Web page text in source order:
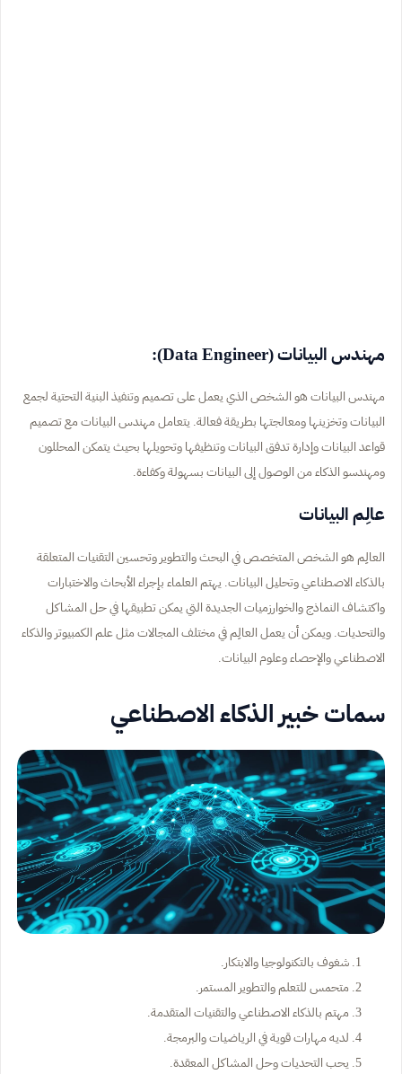
مهندس البيانات (Data Engineer):
مهندس البيانات هو الشخص الذي يعمل على تصميم وتنفيذ البنية التحتية لجمع
البيانات وتخزينها ومعالجتها بطريقة فعالة. يتعامل مهندس البيانات مع تصميم
قواعد البيانات وإدارة تدفق البيانات وتنظيفها وتحويلها بحيث يتمكن المحللون
ومهندسو الذكاء من الوصول إلى البيانات بسهولة وكفاءة.
عالِم البيانات
العالِم هو الشخص المتخصص في البحث والتطوير وتحسين التقنيات المتعلقة
بالذكاء الاصطناعي وتحليل البيانات. يهتم العلماء بإجراء الأبحاث والاختبارات
واكتشاف النماذج والخوارزميات الجديدة التي يمكن تطبيقها في حل المشاكل
والتحديات. ويمكن أن يعمل العالِم في مختلف المجالات مثل علم الكمبيوتر والذكاء
الاصطناعي والإحصاء وعلوم البيانات.
سمات خبير الذكاء الاصطناعي
شغوف بالتكنولوجيا والابتكار.
متحمس للتعلم والتطوير المستمر.
مهتم بالذكاء الاصطناعي والتقنيات المتقدمة.
لديه مهارات قوية في الرياضيات والبرمجة.
يحب التحديات وحل المشاكل المعقدة.